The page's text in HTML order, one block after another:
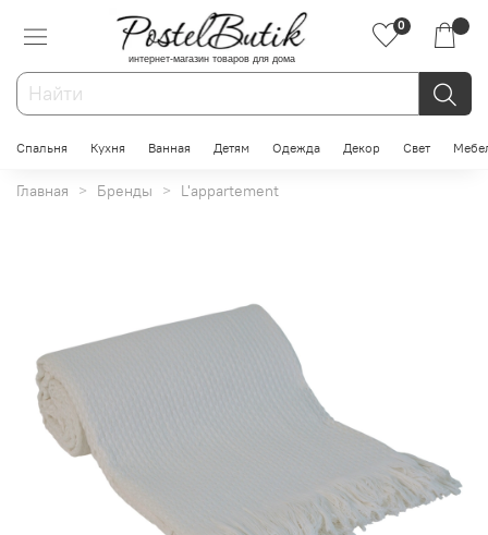
интернет-магазин товаров для дома
0
Спальня Кухня Ванная Детям Одежда Декор Свет
Главная Бренды L'appartement